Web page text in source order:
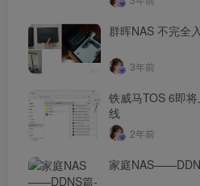
群晖NAS 不完全
3年前
铁威马TOS 6即
线
2年前
家庭